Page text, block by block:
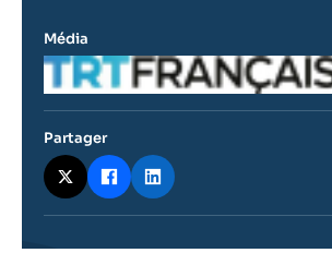
Média
Logo
Partager